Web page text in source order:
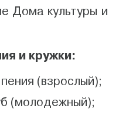
Дома культуры и
и кружки:
(взрослый);
(молодежный);